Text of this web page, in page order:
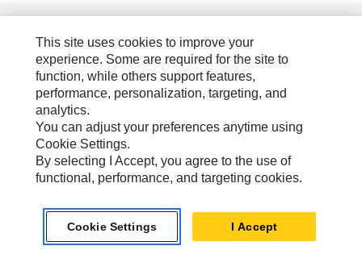
Caterpillar.com
Caterpillar Contacto
Mis Preferencias De Marketing
Site Map
Legal
Privacy
This site uses cookies to improve your
experience. Some are required for the site to
function, while others support features,
performance, personalization, targeting, and
analytics.
You can adjust your preferences anytime using
Cookie Settings.
By selecting I Accept, you agree to the use of
functional, performance, and targeting cookies.
Cookie Settings I Accept